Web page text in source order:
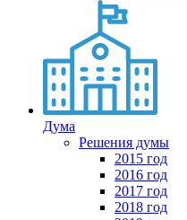
Дума
Решения думы
2015 год
2016 год
2017 год
2018 год